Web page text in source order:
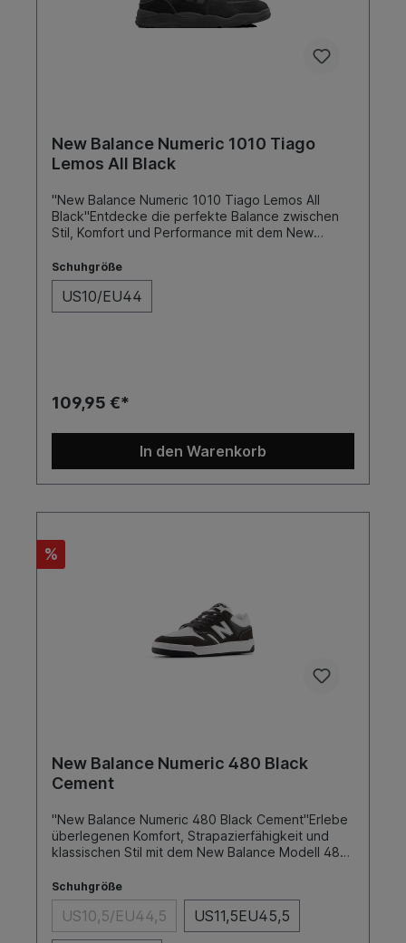
New Balance Numeric 1010 Tiago
Lemos All Black
"New Balance Numeric 1010 Tiago Lemos All
Black"Entdecke die perfekte Balance zwischen
Stil, Komfort und Performance mit dem New
Zusammenarbeit mit Skateboarding-Ikone Tiago
Lemos. Dieser Skateschuh vereint modernste
Technologie mit einem ansprechenden Design,
um sowohl Profis als auch ambitionierten Skatern
Schuhgröße
US10/EU44
109,95 €*
In den Warenkorb
%
New Balance Numeric 480 Black
Cement
"New Balance Numeric 480 Black Cement"Erlebe
überlegenen Komfort, Strapazierfähigkeit und
klassischen Stil mit dem New Balance Modell 480
Leistung als auch auf Design Wert legen, bietet
dieser Schuh die perfekte Kombination aus
fortschrittlicher Technologie und zeitlosem
Look.SohleFarbeToe CapCupBlack CementNein
Schuhgröße
US10,5/EU44,5 US11,5EU45,5